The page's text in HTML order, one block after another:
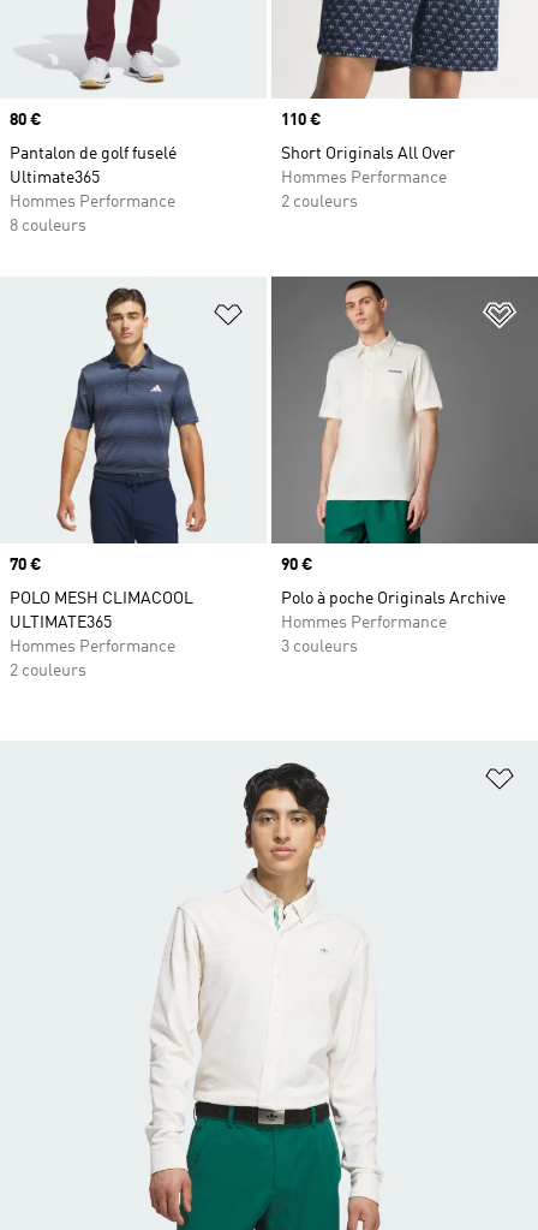
Prix
80 €
Pantalon de golf fuselé
Ultimate365
Hommes Performance
8 couleurs
Prix
110 €
Short Originals All Over
Hommes Performance
2 couleurs
Ajouter à la Liste de produits
Prix
70 €
POLO MESH CLIMACOOL
ULTIMATE365
Hommes Performance
2 couleurs
Prix
90 €
Polo à poche Originals Archive
Hommes Performance
3 couleurs